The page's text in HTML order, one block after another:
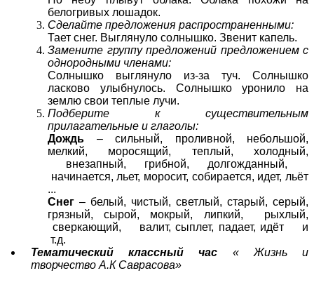
белогривых лошадок.
Сделайте предложения распространенными:
Тает снег. Выглянуло солнышко. Звенит капель.
Замените группу предложений предложением с
однородными членами:
Солнышко выглянуло из-за туч. Солнышко
ласково улыбнулось. Солнышко уронило на
землю свои теплые лучи.
Подберите к существительным
прилагательные и глаголы:
Дождь – сильный, проливной, небольшой,
мелкий, моросящий, теплый, холодный,
внезапный, грибной, долгожданный,
начинается, льет, моросит, собирается, идет, льёт
...
Снег – белый, чистый, светлый, старый, серый,
грязный, сырой, мокрый, липкий, рыхлый,
сверкающий, валит, сыплет, падает, идёт и
т.д.
Тематический классный час
« Жизнь и
творчество А.К Саврасова»